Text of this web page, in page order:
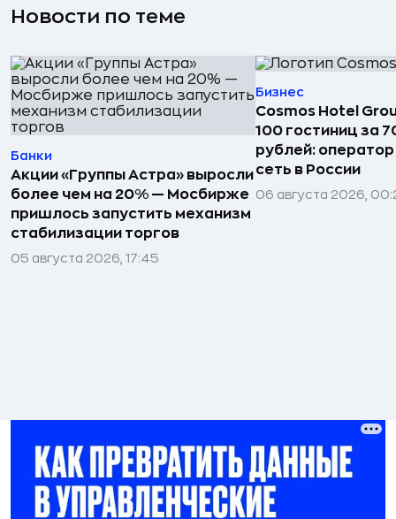
Новости по теме
Банки
Акции «Группы Астра» выросли
более чем на 20% — Мосбирже
пришлось запустить механизм
стабилизации торгов
05 августа 2026, 17:45
Бизнес
Cosmos Hotel
100 гостиниц за
рублей:
сеть в России
06 августа 2026,